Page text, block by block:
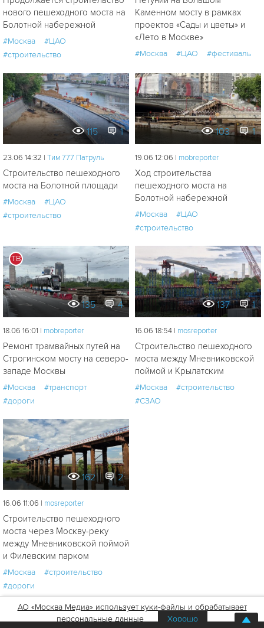
нового пешеходного моста на
Болотной набережной
#Москва
#ЦАО
#строительство
Каменном мосту в рамках
проектов «Сады и цветы» и
«Лето в Москве»
#Москва #ЦАО #фестиваль
115 1
23.06 14:32 | Tим 777 Патруль
Строительство пешеходного
моста на Болотной площади
#Москва
#ЦАО
#строительство
103 1
19.06 12:06 | mobreporter
Ход строительства
пешеходного моста на
Болотной набережной
#Москва
#ЦАО
#строительство
ТВ
135 4
18.06 16:01 | mobreporter
Ремонт трамвайных путей на
Строгинском мосту на северо-
западе Москвы
#Москва
#транспорт
#дороги
137 1
16.06 18:54 | mosreporter
Строительство пешеходного
моста между Мневниковской
поймой и Крылатским
#Москва
#строительство
#СЗАО
162 2
16.06 11:06 | mosreporter
Строительство пешеходного
моста через Москву-реку
между Мневниковской поймой
и Филевским парком
#Москва
#строительство
#дороги
по:
2 3 4 5 6 7 8 9 10 ...
АО «Москва Медиа» использует куки-файлы и обрабатывает
персональные данные
Хорошо